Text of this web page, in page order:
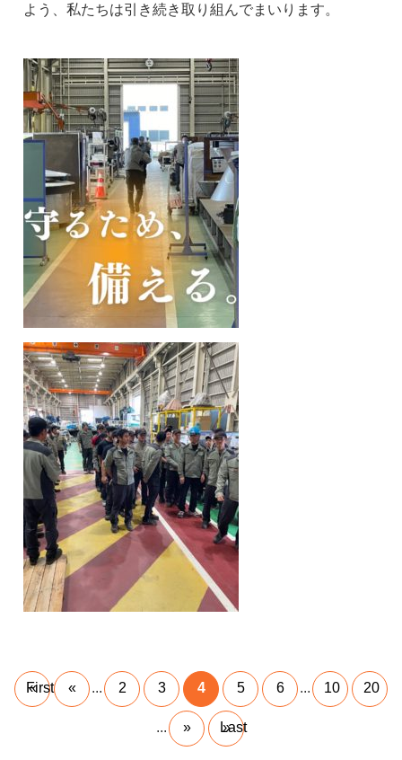
よう、私たちは引き続き取り組んでまいります。
« First « ... 2 3 4 5 6 ... 10 20
... » Last »